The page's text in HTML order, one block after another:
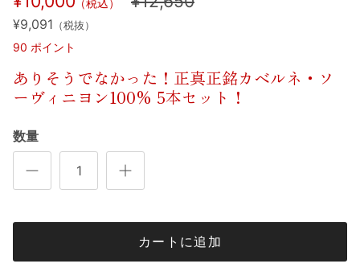
（税込）
¥9,091 （税抜）
90 ポイント
ありそうでなかった！正真正銘カベルネ・ソ
ーヴィニヨン100% 5本セット！
数量
カートに追加